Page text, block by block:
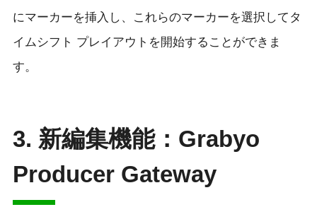
にマーカーを挿入し、これらのマーカーを選択してタ
イムシフト プレイアウトを開始することができま
す。
3. 新編集機能：Grabyo
Producer Gateway